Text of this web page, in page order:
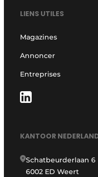
LIENS UTILES
Magazines
Annoncer
Entreprises
KANTOOR
Schatbeurderlaan 6
6002 ED Weert